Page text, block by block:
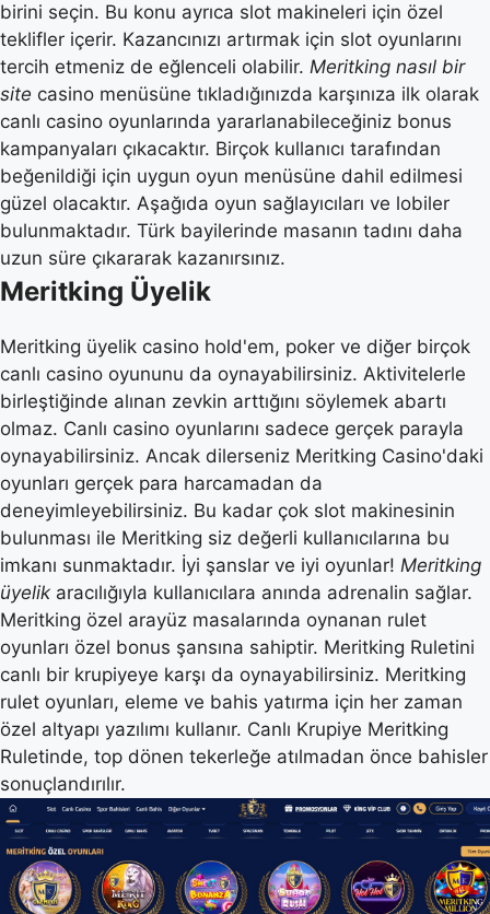
birini seçin. Bu konu ayrıca slot makineleri için özel
teklifler içerir. Kazancınızı artırmak için slot oyunlarını
tercih etmeniz de eğlenceli olabilir. Meritking nasıl bir
site casino menüsüne tıkladığınızda karşınıza ilk olarak
canlı casino oyunlarında yararlanabileceğiniz bonus
kampanyaları çıkacaktır. Birçok kullanıcı tarafından
beğenildiği için uygun oyun menüsüne dahil edilmesi
güzel olacaktır. Aşağıda oyun sağlayıcıları ve lobiler
bulunmaktadır. Türk bayilerinde masanın tadını daha
uzun süre çıkararak kazanırsınız.
Meritking Üyelik
Meritking üyelik casino hold'em, poker ve diğer birçok
canlı casino oyununu da oynayabilirsiniz. Aktivitelerle
birleştiğinde alınan zevkin arttığını söylemek abartı
olmaz. Canlı casino oyunlarını sadece gerçek parayla
oynayabilirsiniz. Ancak dilerseniz Meritking Casino'daki
oyunları gerçek para harcamadan da
deneyimleyebilirsiniz. Bu kadar çok slot makinesinin
bulunması ile Meritking siz değerli kullanıcılarına bu
imkanı sunmaktadır. İyi şanslar ve iyi oyunlar! Meritking
üyelik aracılığıyla kullanıcılara anında adrenalin sağlar.
Meritking özel arayüz masalarında oynanan rulet
oyunları özel bonus şansına sahiptir. Meritking Ruletini
canlı bir krupiyeye karşı da oynayabilirsiniz. Meritking
rulet oyunları, eleme ve bahis yatırma için her zaman
özel altyapı yazılımı kullanır. Canlı Krupiye Meritking
Ruletinde, top dönen tekerleğe atılmadan önce bahisler
sonuçlandırılır.